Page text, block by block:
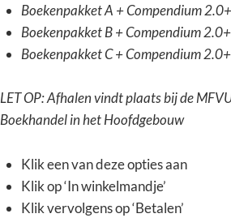
Boekenpakket A + Compendium 2.0+
Boekenpakket B + Compendium 2.0+
Boekenpakket C + Compendium 2.0+
LET OP: Afhalen vindt plaats bij de
Boekhandel in het Hoofdgebouw
Klik een van deze opties aan
Klik op ‘In winkelmandje’
Klik vervolgens op ‘Betalen’